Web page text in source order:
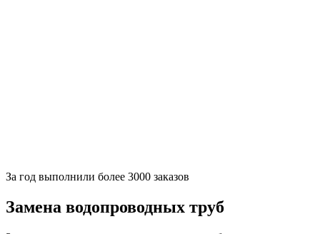
За год выполнили более 3000 заказов
Замена водопроводных труб